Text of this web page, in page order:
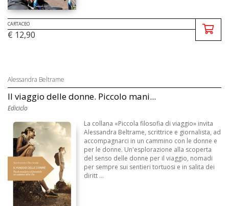
CARTACEO
€ 12,90
Alessandra Beltrame
Il viaggio delle donne. Piccolo mani...
Ediciclo
La collana «Piccola filosofia di viaggio» invita
Alessandra Beltrame, scrittrice e giornalista, ad
accompagnarci in un cammino con le donne e
per le donne. Un'esplorazione alla scoperta
del senso delle donne per il viaggio, nomadi
per sempre sui sentieri tortuosi e in salita dei
diritt ...